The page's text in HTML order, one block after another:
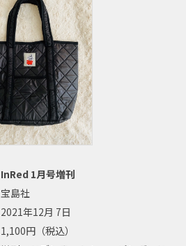
InRed 1月号増刊
宝島社
2021年12月 7日
1,100円（税込）